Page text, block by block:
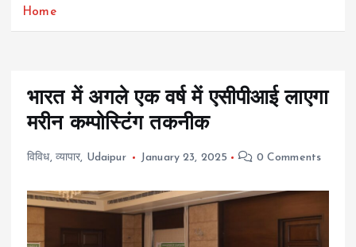
Home
भारत में अगले एक वर्ष में एसीपीआई लाएगा
मरीन कम्पोस्टिंग तकनीक
विविध, व्यापार, Udaipur January 23, 2025 0 Comments